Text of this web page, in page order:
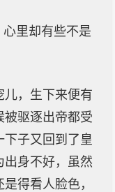
里却有些不是
儿，生下来便有
被驱逐出帝都受
子又回到了皇
身不好，虽然
得看人脸色，